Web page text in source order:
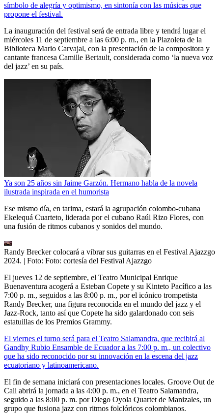
símbolo de alegría y optimismo, en sintonía con las músicas que
propone el festival.
La inauguración del festival será de entrada libre y tendrá lugar el
miércoles 11 de septiembre a las 6:00 p. m., en la Plazoleta de la
Biblioteca Mario Carvajal, con la presentación de la compositora y
cantante francesa Camille Bertault, considerada como ‘la nueva voz
del jazz’ en su país.
Ya son 25 años sin Jaime Garzón. Hermano habla de la novela
ilustrada inspirada en el humorista
Ese mismo día, en tarima, estará la agrupación colombo-cubana
Ekelequá Cuarteto, liderada por el cubano Raúl Rizo Flores, con
una fusión de ritmos cubanos y sonidos del mundo.
Randy Brecker colocará a vibrar sus guitarras en el Festival Ajazzgo
2024. | Foto: Foto: cortesía del Festival Ajazzgo
El jueves 12 de septiembre, el Teatro Municipal Enrique
Buenaventura acogerá a Esteban Copete y su Kinteto Pacífico a las
7:00 p. m., seguidos a las 8:00 p. m., por el icónico trompetista
Randy Brecker, una figura reconocida en el mundo del jazz y el
Jazz-Rock, tanto así que Copete ha sido galardonado con seis
estatuillas de los Premios Grammy.
El viernes el turno será para el Teatro Salamandra, que recibirá al
Gandhy Rubio Ensamble de Ecuador a las 7:00 p. m., un colectivo
que ha sido reconocido por su innovación en la escena del jazz
ecuatoriano y latinoamericano.
El fin de semana iniciará con presentaciones locales. Groove Out de
Cali abrirá la jornada a las 4:00 p. m., en el Teatro Salamandra,
seguido a las 8:00 p. m. por Diego Oyola Quartet de Manizales, un
grupo que fusiona jazz con ritmos folclóricos colombianos.